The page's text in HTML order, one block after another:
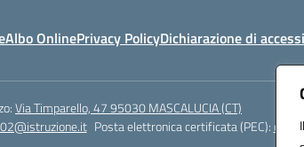
Albo OnlinePrivacy PolicyDichiarazione di
Via Timparello, 47 95030 MASCALUCIA (CT)
Posta elettronica certificata (PEC):